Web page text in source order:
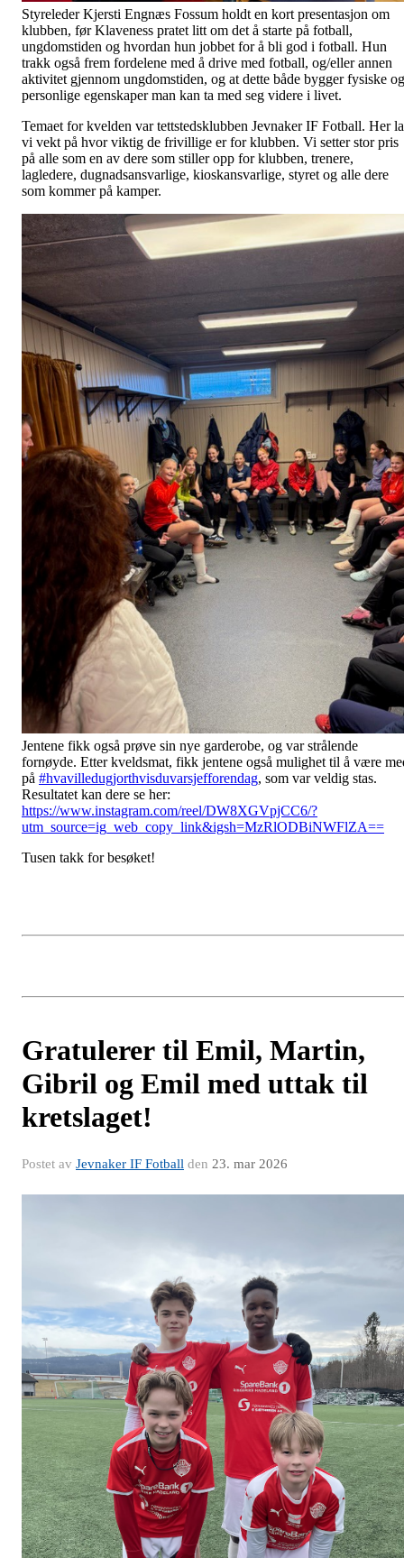
Styreleder Kjersti Engnæs Fossum holdt en kort presentasjon om
klubben, før Klaveness pratet litt om det å starte på fotball,
ungdomstiden og hvordan hun jobbet for å bli god i fotball. Hun
trakk også frem fordelene med å drive med fotball, og/eller annen
aktivitet gjennom ungdomstiden, og at dette både bygger fysiske og
personlige egenskaper man kan ta med seg videre i livet.
Temaet for kvelden var tettstedsklubben Jevnaker IF Fotball. Her la
vi vekt på hvor viktig de frivillige er for klubben. Vi setter stor pris
på alle som en av dere som stiller opp for klubben, trenere,
lagledere, dugnadsansvarlige, kioskansvarlige, styret og alle dere
som kommer på kamper.
Jentene fikk også prøve sin nye garderobe, og var strålende
fornøyde. Etter kveldsmat, fikk jentene også mulighet til å være
på #hvavilledugjorthvisduvarsjefforendag, som var veldig stas.
Resultatet kan dere se her:
https://www.instagram.com/reel/DW8XGVpjCC6/?
utm_source=ig_web_copy_link&igsh=MzRlODBiNWFlZA==
Tusen takk for besøket!
Gratulerer til Emil, Martin,
Gibril og Emil med uttak til
kretslaget!
Postet av Jevnaker IF Fotball den 23. mar 2026